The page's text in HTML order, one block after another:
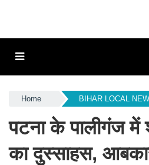
Home BIHAR LOCAL
पटना के पालीगंज में
का दुस्साहस,